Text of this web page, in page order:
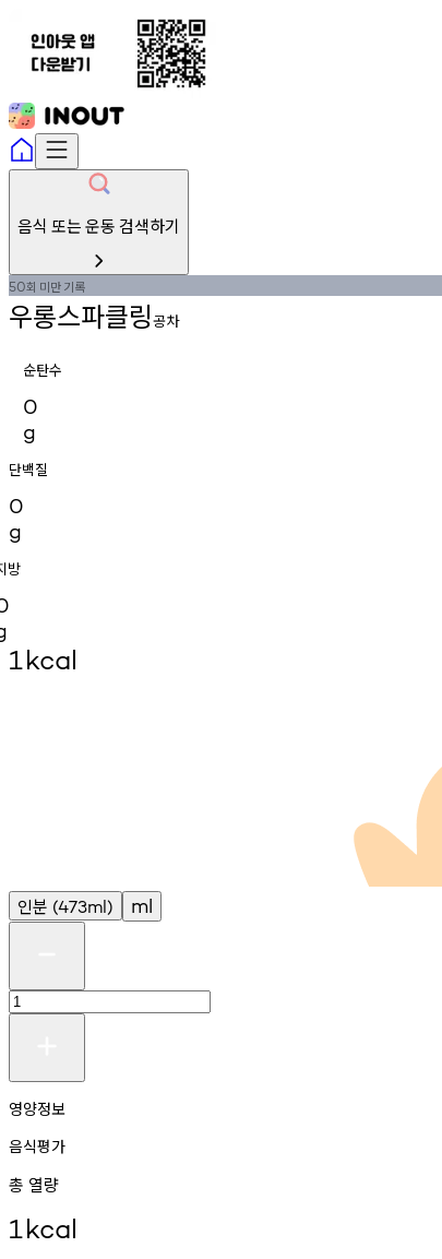
음식 또는 운동 검색하기
50회 미만기록
우롱스파클링공차
순탄수
0
g
단백질
0
g
방
1kcal
인분 (473ml) ml
영양정보
음식평가
총 열량
1kcal